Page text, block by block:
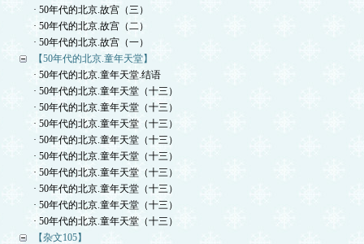
· 50年代的北京.故宫（三）
· 50年代的北京.故宫（二）
· 50年代的北京.故宫（一）
【50年代的北京.童年天堂】
· 50年代的北京.童年天堂.结语
· 50年代的北京.童年天堂（十三）
· 50年代的北京.童年天堂（十三）
· 50年代的北京.童年天堂（十三）
· 50年代的北京.童年天堂（十三）
· 50年代的北京.童年天堂（十三）
· 50年代的北京.童年天堂（十三）
· 50年代的北京.童年天堂（十三）
· 50年代的北京.童年天堂（十三）
· 50年代的北京.童年天堂（十三）
【杂文105】